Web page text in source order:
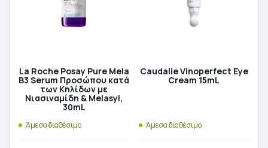
La Roche Posay Pure Mela
B3 Serum Προσώπου κατά
των Kηλίδων με
Νιασιναμίδη & Melasyl,
30mL
Άμεσα διαθέσιμο
Caudalie Vinoperfect Eye
Cream 15mL
Άμεσα διαθέσιμο